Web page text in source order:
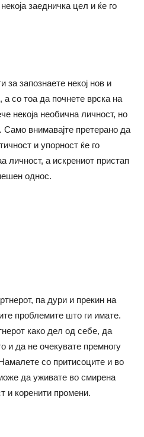
заедничка цел и ќе го
запознаете некој нов и
а со тоа да почнете врска на
некоја необична личност, но
Само внимавајте претерано да
и упорност ќе го
личност, а искрениот пристап
однос.
па дури и прекин на
проблемите што ги имате.
како дел од себе, да
и да не очекувате премногу
со притисоците и во
да уживате во смирена
и коренити промени.